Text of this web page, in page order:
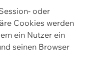
oder
Cookies werden
ein Nutzer ein
seinen Browser